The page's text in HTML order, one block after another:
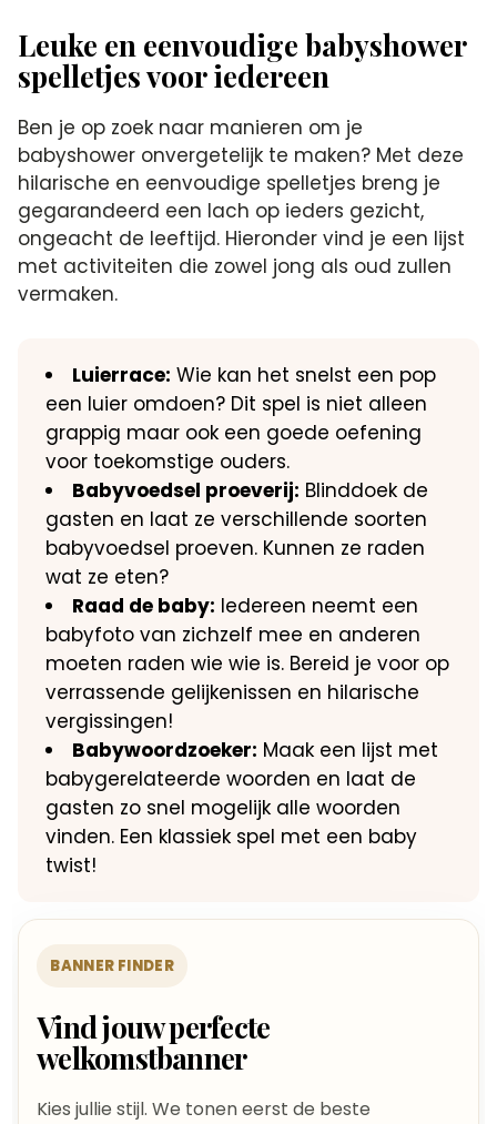
Leuke en eenvoudige babyshower
spelletjes voor iedereen
Ben je op zoek naar manieren om je
babyshower onvergetelijk te maken? Met deze
hilarische en eenvoudige spelletjes breng je
gegarandeerd een lach op ieders gezicht,
ongeacht de leeftijd.​ Hieronder vind je een lijst
met activiteiten die zowel jong als oud zullen
vermaken.​
Luierrace: Wie kan het snelst een pop
een luier omdoen? Dit spel is niet alleen
grappig maar ook een goede oefening
voor toekomstige ouders.​
Babyvoedsel proeverij: Blinddoek de
gasten en laat ze verschillende soorten
babyvoedsel proeven.​ Kunnen ze raden
wat ze eten?
Raad de baby: Iedereen neemt een
babyfoto van zichzelf mee en anderen
moeten raden wie wie is.​ Bereid je voor op
verrassende gelijkenissen en hilarische
vergissingen!
Babywoordzoeker: Maak een lijst met
babygerelateerde woorden en laat de
gasten zo snel mogelijk alle woorden
vinden.​ Een klassiek spel met een baby
twist!
BANNER FINDER
Vind jouw perfecte
welkomstbanner
Kies jullie stijl. We tonen eerst de beste